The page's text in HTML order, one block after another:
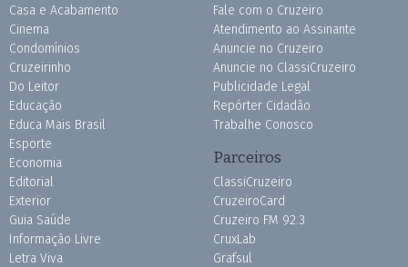
Casa e Acabamento
Cinema
Condomínios
Cruzeirinho
Do Leitor
Educação
Educa Mais Brasil
Esporte
Economia
Editorial
Exterior
Guia Saúde
Informação Livre
Letra Viva
Fale com o Cruzeiro
Atendimento ao Assinante
Anuncie no Cruzeiro
Anuncie no ClassiCruzeiro
Publicidade Legal
Repórter Cidadão
Trabalhe Conosco
Parceiros
ClassiCruzeiro
CruzeiroCard
Cruzeiro FM 92.3
CruxLab
Grafsul